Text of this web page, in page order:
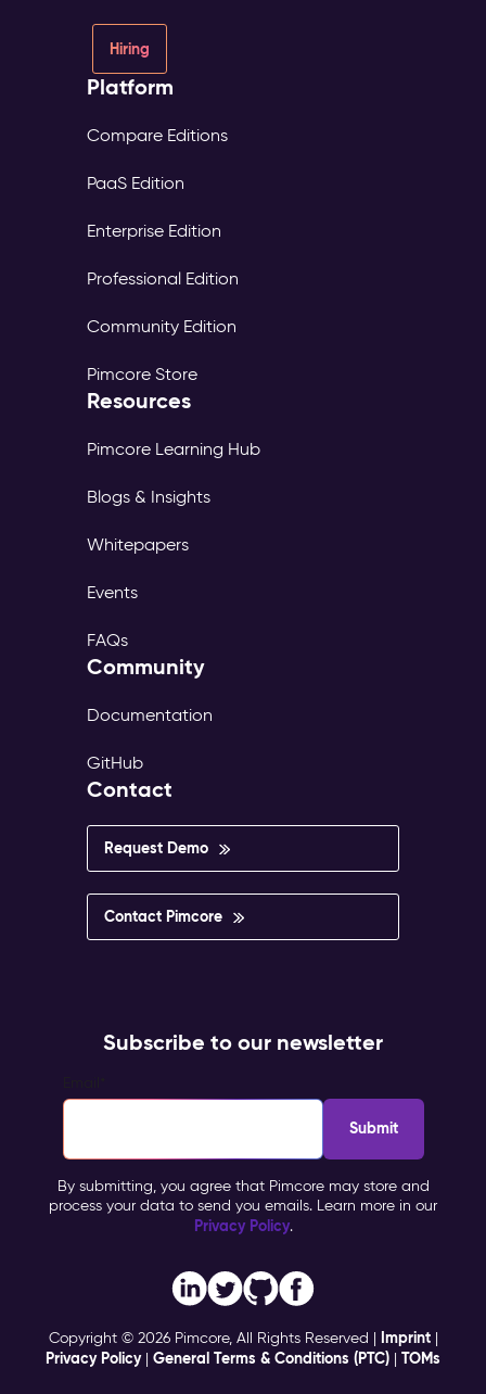
Hiring
Platform
Compare Editions
PaaS Edition
Enterprise Edition
Professional Edition
Community Edition
Pimcore Store
Resources
Pimcore Learning Hub
Blogs & Insights
Whitepapers
Events
FAQs
Community
Documentation
GitHub
Contact
Request Demo
Contact Pimcore
Subscribe to our newsletter
By submitting, you agree that Pimcore may store and
process your data to send you emails. Learn more in our
Privacy Policy.
Copyright © 2026 Pimcore, All Rights Reserved | Imprint|
Privacy Policy| General Terms & Conditions (PTC) | TOMs